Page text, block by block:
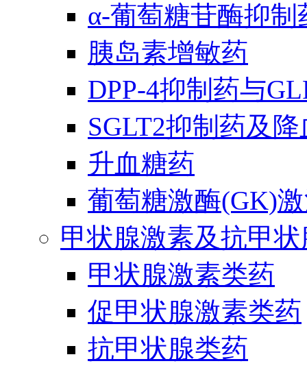
α-葡萄糖苷酶抑制
胰岛素增敏药
DPP-4抑制药与
SGLT2抑制药及
升血糖药
葡萄糖激酶(GK)
甲状腺激素及抗甲
甲状腺激素类药
促甲状腺激素类药
抗甲状腺类药